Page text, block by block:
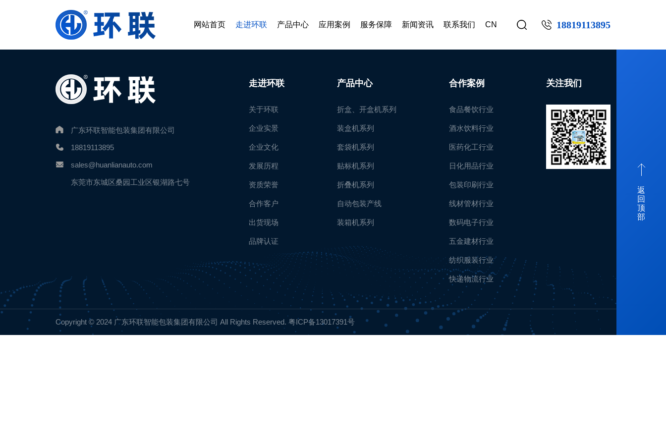
网站首页 走进环联 产品中心 应用案例 服务保障 新闻资讯 联系我们 CN 18819113895
广东环联智能包装集团有限公司
18819113895
sales@huanlianauto.com
东莞市东城区桑园工业区银湖路七号
走进环联
关于环联
企业实景
企业文化
发展历程
资质荣誉
合作客户
出货现场
品牌认证
产品中心
折盒、开盒机系列
装盒机系列
套袋机系列
贴标机系列
折叠机系列
自动包装产线
装箱机系列
合作案例
食品餐饮行业
酒水饮料行业
医药化工行业
日化用品行业
包装印刷行业
线材管材行业
数码电子行业
五金建材行业
纺织服装行业
快递物流行业
关注我们
Copyright © 2024 广东环联智能包装集团有限公司 All Rights Reserved. 粤ICP备13017391号
返
回
顶
部